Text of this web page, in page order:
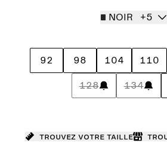
NOIR +5
92 98 104 110
128 134
Trouvez votre taille